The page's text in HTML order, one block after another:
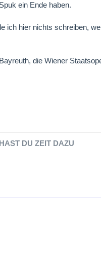
ein Ende haben.
ich hier nichts schreiben,
die Wiener
DU ZEIT DAZU